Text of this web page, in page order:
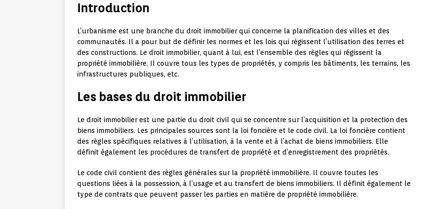
Introduction
L’urbanisme est une branche du droit immobilier qui concerne la planification des villes et des
communautés. Il a pour but de définir les normes et les lois qui régissent l’utilisation des terres et
des constructions. Le droit immobilier, quant à lui, est l’ensemble des règles qui régissent la
propriété immobilière. Il couvre tous les types de propriétés, y compris les bâtiments, les terrains, les
infrastructures publiques, etc.
Les bases du droit immobilier
Le droit immobilier est une partie du droit civil qui se concentre sur l’acquisition et la protection des
biens immobiliers. Les principales sources sont la loi foncière et le code civil. La loi foncière contient
des règles spécifiques relatives à l’utilisation, à la vente et à l’achat de biens immobiliers. Elle
définit également les procédures de transfert de propriété et d’enregistrement des propriétés.
Le code civil contient des règles générales sur la propriété immobilière. Il couvre toutes les
questions liées à la possession, à l’usage et au transfert de biens immobiliers. Il définit également le
type de contrats que peuvent passer les parties en matière de propriété immobilière.